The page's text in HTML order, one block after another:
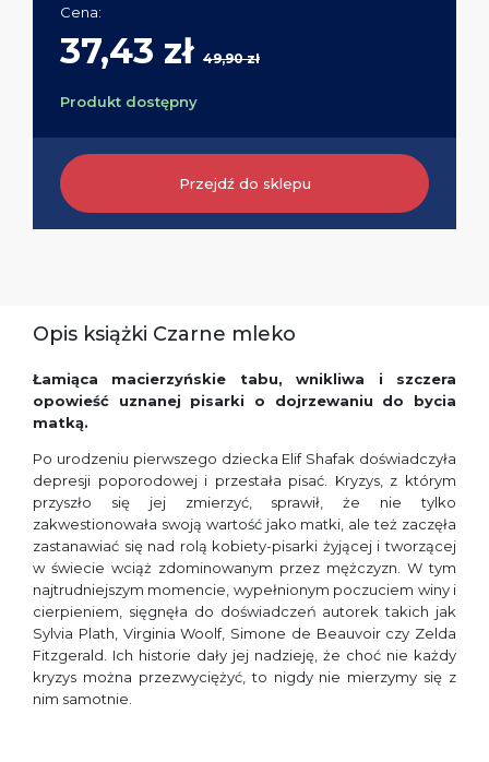
Cena:
37,43 zł 49,90 zł
Produkt dostępny
Przejdź do sklepu
Opis książki Czarne mleko
Łamiąca macierzyńskie tabu, wnikliwa i szczera
opowieść uznanej pisarki o dojrzewaniu do bycia
matką.
Po urodzeniu pierwszego dziecka Elif Shafak doświadczyła
depresji poporodowej i przestała pisać. Kryzys, z którym
przyszło się jej zmierzyć, sprawił, że nie tylko
zakwestionowała swoją wartość jako matki, ale też zaczęła
zastanawiać się nad rolą kobiety-pisarki żyjącej i tworzącej
w świecie wciąż zdominowanym przez mężczyzn. W tym
najtrudniejszym momencie, wypełnionym poczuciem winy i
cierpieniem, sięgnęła do doświadczeń autorek takich jak
Sylvia Plath, Virginia Woolf, Simone de Beauvoir czy Zelda
Fitzgerald. Ich historie dały jej nadzieję, że choć nie każdy
kryzys można przezwyciężyć, to nigdy nie mierzymy się z
nim samotnie.